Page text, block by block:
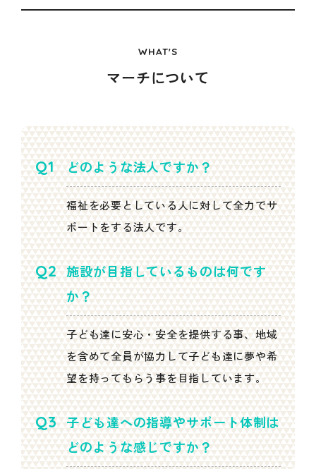
WHAT'S
マーチについて
どのような法人ですか？
福祉を必要としている人に対して全力でサ
ポートをする法人です。
施設が目指しているものは何です
か？
子ども達に安心・安全を提供する事、地域
を含めて全員が協力して子ども達に夢や希
望を持ってもらう事を目指しています。
子ども達への指導やサポート体制は
どのような感じですか？